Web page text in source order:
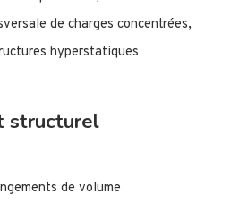
de charges concentrées,
hyperstatiques
structurel
de volume